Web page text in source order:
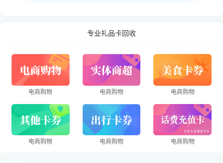
专业礼品卡回收
电商购物 电商购物 电商购物
电商购物 电商购物 电商购物